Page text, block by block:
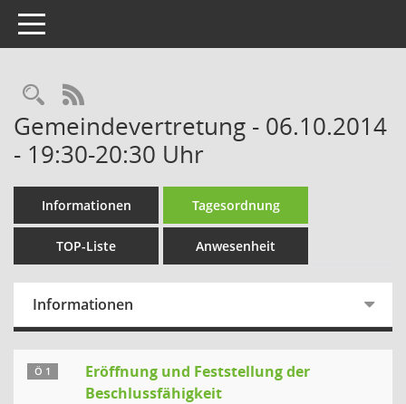
Toggle navigation
Rechercheauswahl
RSS-Feed
Gemeindevertretung - 06.10.2014
- 19:30-20:30 Uhr
Informationen Tagesordnung
TOP-Liste Anwesenheit
Informationen
Ö 1
Eröffnung und Feststellung der
Beschlussfähigkeit